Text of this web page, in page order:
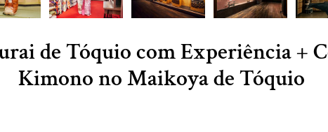
de Tóquio com Experiência +
Kimono no Maikoya de Tóquio